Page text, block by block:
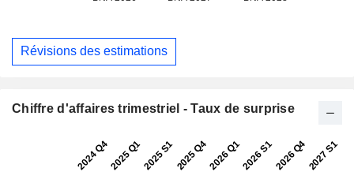
Révisions des estimations
Chiffre d'affaires trimestriel - Taux de surprise